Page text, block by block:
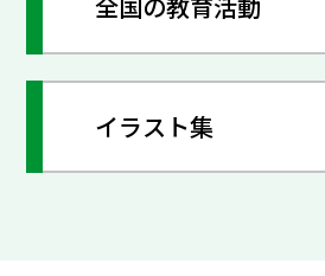
全国の教育活動
イラスト集